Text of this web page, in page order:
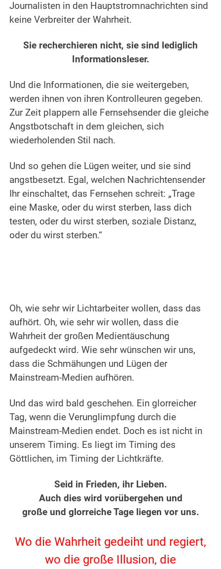
Journalisten in den Hauptstromnachrichten sind
keine Verbreiter der Wahrheit.
Sie recherchieren nicht, sie sind lediglich
Informationsleser.
Und die Informationen, die sie weitergeben,
werden ihnen von ihren Kontrolleuren gegeben.
Zur Zeit plappern alle Fernsehsender die gleiche
Angstbotschaft in dem gleichen, sich
wiederholenden Stil nach.
Und so gehen die Lügen weiter, und sie sind
angstbesetzt. Egal, welchen Nachrichtensender
Ihr einschaltet, das Fernsehen schreit: „Trage
eine Maske, oder du wirst sterben, lass dich
testen, oder du wirst sterben, soziale Distanz,
oder du wirst sterben.“
Oh, wie sehr wir Lichtarbeiter wollen, dass das
aufhört. Oh, wie sehr wir wollen, dass die
Wahrheit der großen Medientäuschung
aufgedeckt wird. Wie sehr wünschen wir uns,
dass die Schmähungen und Lügen der
Mainstream-Medien aufhören.
Und das wird bald geschehen. Ein glorreicher
Tag, wenn die Verunglimpfung durch die
Mainstream-Medien endet. Doch es ist nicht in
unserem Timing. Es liegt im Timing des
Göttlichen, im Timing der Lichtkräfte.
Seid in Frieden, ihr Lieben.
Auch dies wird vorübergehen und
große und glorreiche Tage liegen vor uns.
Wo die Wahrheit gedeiht und regiert,
wo die große Illusion, die